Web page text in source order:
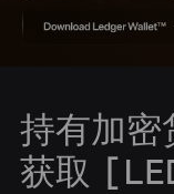
持有加密
获取